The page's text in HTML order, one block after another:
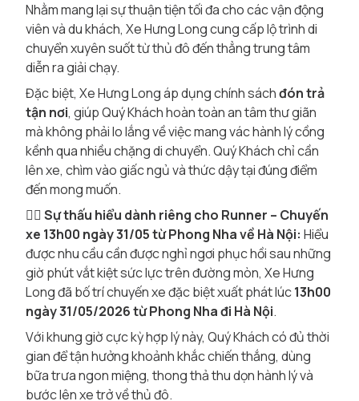
Nhằm mang lại sự thuận tiện tối đa cho các vận động
viên và du khách, Xe Hưng Long cung cấp lộ trình di
chuyển xuyên suốt từ thủ đô đến thẳng trung tâm
diễn ra giải chạy.
Đặc biệt, Xe Hưng Long áp dụng chính sáchđón trả
tận nơi, giúp Quý Khách hoàn toàn an tâm thư giãn
mà không phải lo lắng về việc mang vác hành lý cồng
kềnh qua nhiều chặng di chuyển. Quý Khách chỉ cần
lên xe, chìm vào giấc ngủ và thức dậy tại đúng điểm
đến mong muốn.
🏃‍♂️ Sự thấu hiểu dành riêng cho Runner – Chuyến
xe 13h00 ngày 31/05 từ Phong Nha về Hà Nội: Hiểu
được nhu cầu cần được nghỉ ngơi phục hồi sau những
giờ phút vắt kiệt sức lực trên đường mòn, Xe Hưng
Long đã bố trí chuyến xe đặc biệt xuất phát lúc13h00
ngày 31/05/2026 từ Phong Nha đi Hà Nội.
Với khung giờ cực kỳ hợp lý này, Quý Khách có đủ thời
gian để tận hưởng khoảnh khắc chiến thắng, dùng
bữa trưa ngon miệng, thong thả thu dọn hành lý và
bước lên xe trở về thủ đô.